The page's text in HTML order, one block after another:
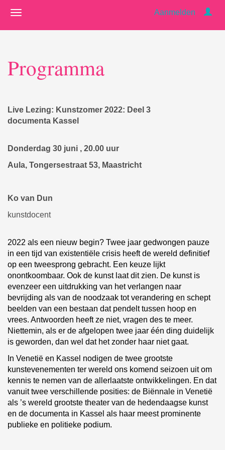
Aanmelden
Programma
Live Lezing: Kunstzomer 2022: Deel 3
documenta Kassel
Donderdag 30 juni , 20.00 uur
Aula, Tongersestraat 53, Maastricht
Ko van Dun
kunstdocent
2022 als een nieuw begin? Twee jaar gedwongen pauze
in een tijd van existentiële crisis heeft de wereld definitief
op een tweesprong gebracht. Een keuze lijkt
onontkoombaar. Ook de kunst laat dit zien. De kunst is
evenzeer een uitdrukking van het verlangen naar
bevrijding als van de noodzaak tot verandering en schept
beelden van een bestaan dat pendelt tussen hoop en
vrees. Antwoorden heeft ze niet, vragen des te meer.
Niettemin, als er de afgelopen twee jaar één ding duidelijk
is geworden, dan wel dat het zonder haar niet gaat.
In Venetië en Kassel nodigen de twee grootste
kunstevenementen ter wereld ons komend seizoen uit om
kennis te nemen van de allerlaatste ontwikkelingen. En dat
vanuit twee verschillende posities: de Biënnale in Venetië
als ’s wereld grootste theater van de hedendaagse kunst
en de documenta in Kassel als haar meest prominente
publieke en politieke podium.